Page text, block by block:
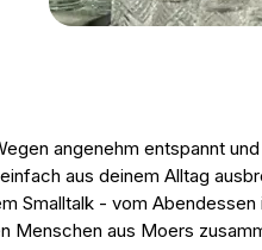
angenehm entspannt
aus deinem Alltag
Smalltalk - vom
aus Moers